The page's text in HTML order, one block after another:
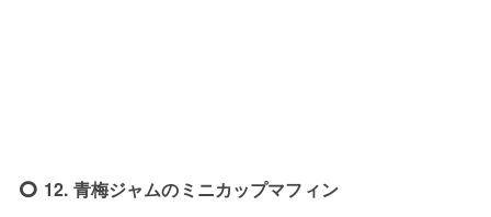
12. 青梅ジャムのミニカップマフィン